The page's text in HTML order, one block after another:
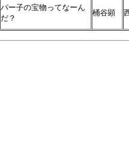
パー子の宝物ってなーん
だ？
桶谷顕